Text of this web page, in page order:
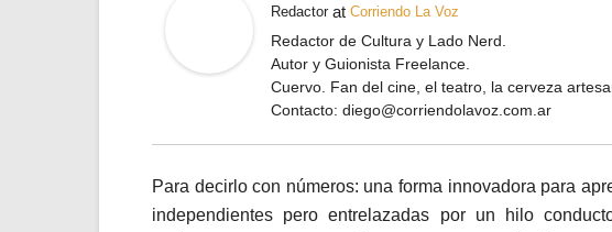
Redactor at Corriendo La Voz
Redactor de Cultura y Lado Nerd.
Autor y Guionista Freelance.
Cuervo. Fan del cine, el teatro, la cerveza
Contacto: diego@corriendolavoz.com.ar
Para decirlo con números: una forma innovadora para
independientes pero entrelazadas por un hilo